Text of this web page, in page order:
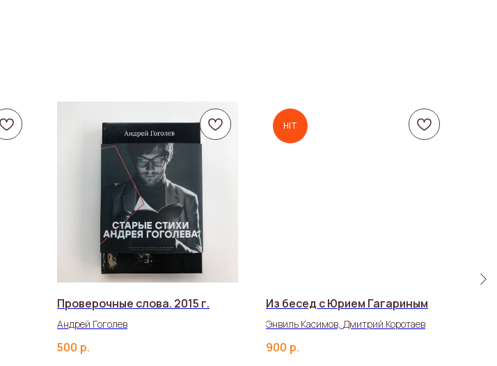
Проверочные слова. 2015 г.
Андрей Гоголев
500 р.
HIT
Из бесед с Юрием Гагариным
Энвиль Касимов, Дмитрий Коротаев
900 р.